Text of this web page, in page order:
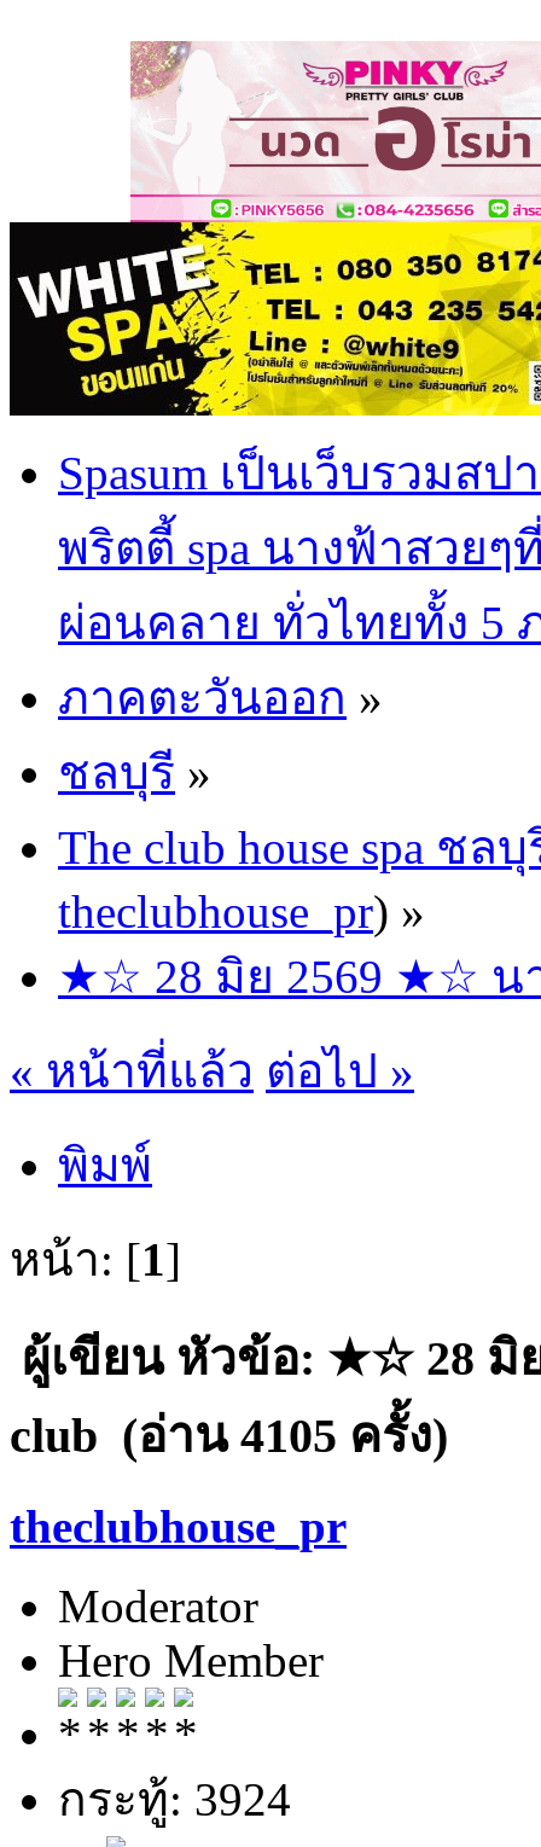
Spasum เป็นเว็บรวม
พริตตี้ spa นางฟ้าสวย
ผ่อนคลาย ทั่วไทยทั้ง 5
ภาคตะวันออก »
ชลบุรี »
The club house spa ช
theclubhouse_pr) »
★☆ 28 มิย 2569 ★☆ นา
« หน้าที่แล้ว ต่อไป »
พิมพ์
หน้า: [1]
ผู้เขียนหัวข้อ: ★☆ 28 มิย
club (อ่าน 4105 ครั้ง)
theclubhouse_pr
Moderator
Hero Member
กระทู้: 3924